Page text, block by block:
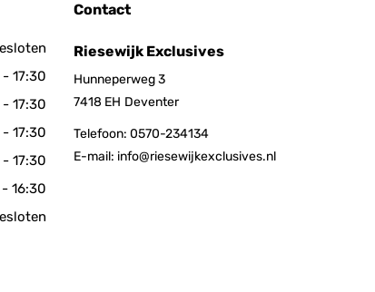
17:30
17:30
17:30
17:30
16:30
Contact
Riesewijk Exclusives
Hunneperweg 3
7418 EH Deventer
Telefoon: 0570-234134
E-mail: info@riesewijkexclusives.nl